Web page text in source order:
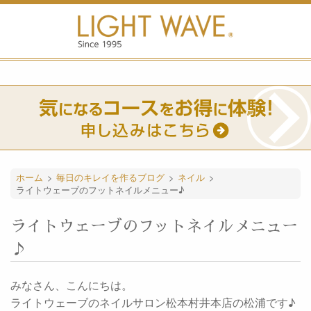
ホーム > 毎日のキレイを作るブログ > ネイル >
ライトウェーブのフットネイルメニュー♪
ライトウェーブのフットネイルメニュー
♪
みなさん、こんにちは。
ライトウェーブのネイルサロン松本村井本店の松浦です♪